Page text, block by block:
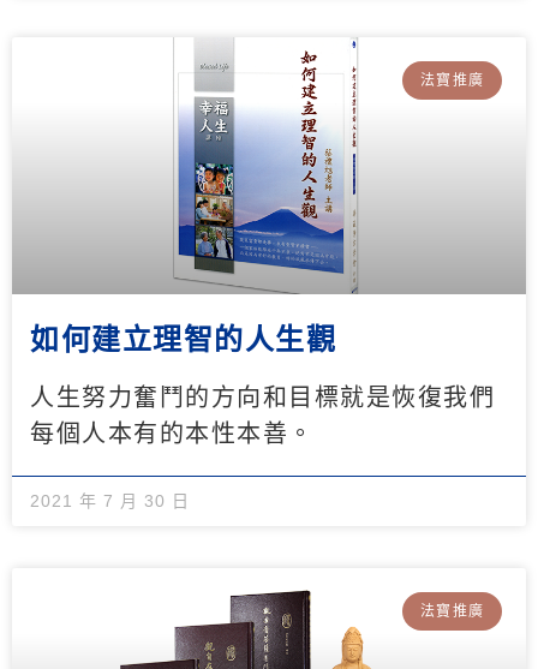
法寶推廣
如何建立理智的人生觀
人生努力奮鬥的方向和目標就是恢復我們
每個人本有的本性本善。
2021 年 7 月 30 日
法寶推廣